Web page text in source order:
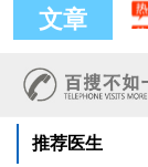
文章
推荐医生